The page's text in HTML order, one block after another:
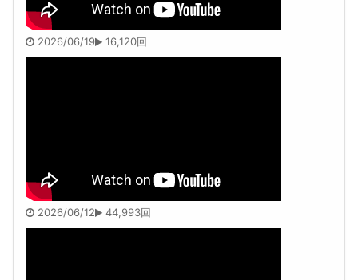
2026/06/19 16,120回
2026/06/12 44,993回